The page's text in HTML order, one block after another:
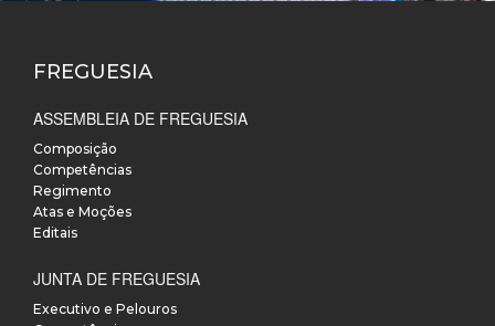
FREGUESIA
ASSEMBLEIA DE FREGUESIA
Composição
Competências
Regimento
Atas e Moções
Editais
JUNTA DE FREGUESIA
Executivo e Pelouros